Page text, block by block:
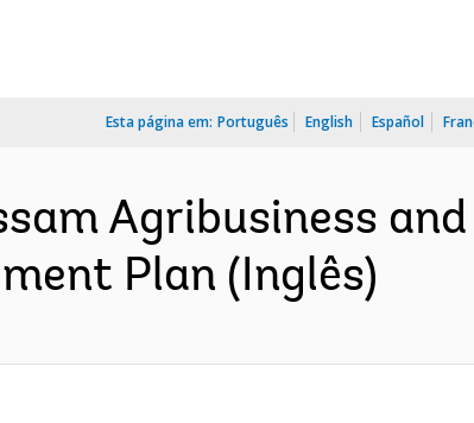
Esta página em: Português English Español
Agribusiness
Plan (Inglês)